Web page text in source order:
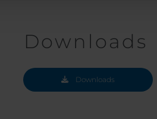
Downloads
Downloads